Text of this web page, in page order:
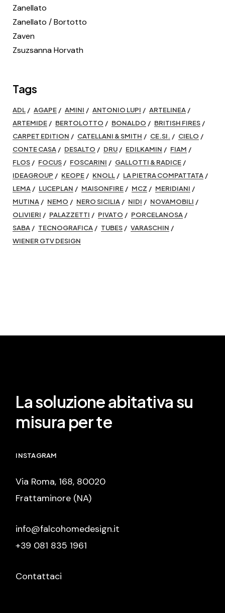
Zanellato
Zanellato / Bortotto
Zaven
Zsuzsanna Horvath
Tags
ADL AGAPE AMINI ANTONIO LUPI
ARTELINEA
ARTEMIDE
BERTOLOTTO BONALDO
BRITISH FIRES
CARPET EDITION
CATELLANI & SMITH CE.SI.
CIELO
CONTE CASA
DESALTO DRU EDILKAMIN
FIAM
FLOS
FOCUS FOSCARINI
GALLOTTI & RADICE
IDEAGROUP
KEOPE KNOLL
LA PIETRA COMPATTATA
LEMA
LUCEPLAN MAISONFIRE MCZ
MERIDIANI
MUTINA
NEMO NERO SICILIA NIDI
NOVAMOBILI
OLIVIERI
PALAZZETTI PIVATO
PORCELANOSA
SABA
TECNOGRAFICA TUBES
VARASCHIN
WIENER GTV DESIGN
La soluzione abitativa su
misura per te
INSTAGRAM
Via Roma, 168, 80020
Frattaminore (NA)
info@falcohomedesign.it
+39 081 835 1961
Contattaci